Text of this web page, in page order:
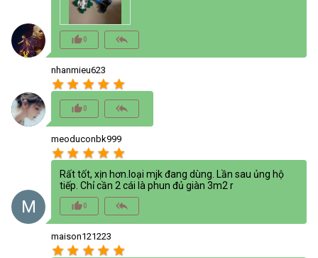
thumb_up_alt0 reply_all
nhanmieu623
star star star star star
thumb_up_alt0 reply_all
M
meoduconbk999
star star star star star
Rất tốt, xịn hơn.loại mjk đang dùng. Lần sau ủng hộ
tiếp. Chỉ cần 2 cái là phun đủ giàn 3m2 r
thumb_up_alt0 reply_all
maison121223
star star star star star